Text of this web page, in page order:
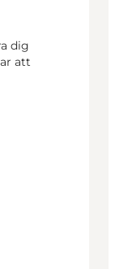
dig
att